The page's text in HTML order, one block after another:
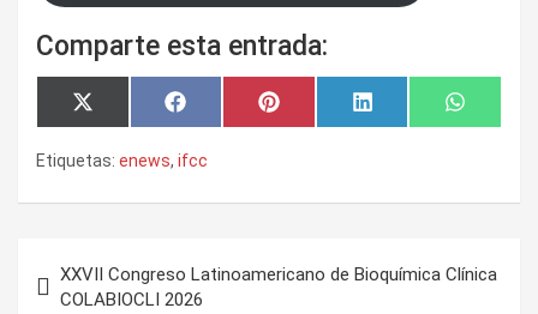
Comparte esta entrada:
Compartir
en
X
(
w
t
)
Compartir
en
F
a
e
o
Compartir
en
P
i
r
Compartir
en
L
i
d
en
W
h
A
Etiquetas: enews, ifcc
de
XXVII Congreso Latinoamericano de Bioquímica Clínica
COLABIOCLI 2026